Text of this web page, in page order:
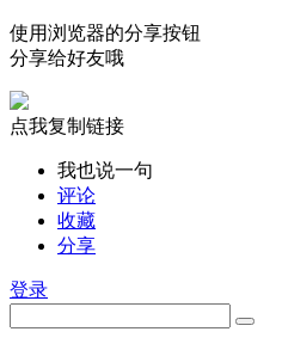
使用浏览器的分享按钮
分享给好友哦
点我复制链接
我也说一句
评论
收藏
分享
登录